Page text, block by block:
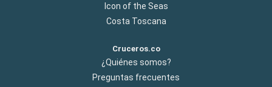
Icon of the Seas
Costa Toscana
Cruceros.co
¿Quiénes somos?
Preguntas frecuentes